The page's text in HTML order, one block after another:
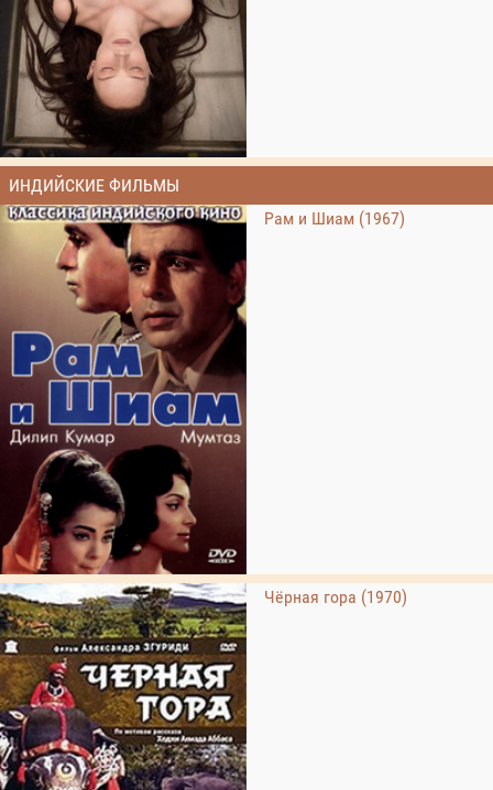
ИНДИЙСКИЕ ФИЛЬМЫ
Рам и Шиам (1967)
Чёрная гора (1970)